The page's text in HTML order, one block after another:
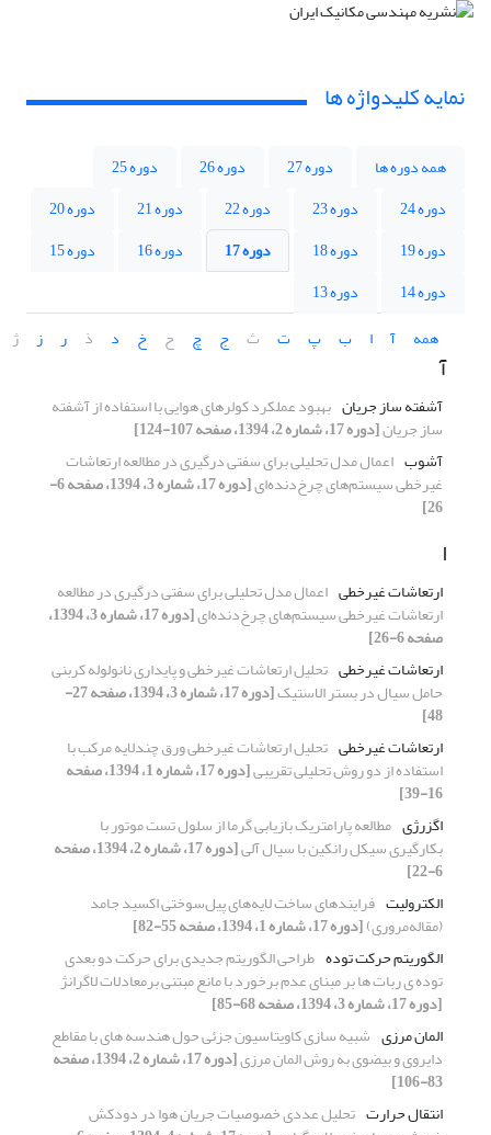
نمایه کلیدواژه ها
همه دوره ها دوره 27 دوره 26
دوره 25
دوره 24
دوره 23 دوره 22 دوره 21
دوره 20
دوره 19
دوره 18 دوره 17 دوره 16
دوره 15
دوره 14
دوره 13
همه
آ ا ب پ ت ث ج چ ح خ د ذ ر ز ژ
آ
آشفته ساز جریان بهبود عملکرد کولرهای هوایی با استفاده از آشفته
ساز جریان[دوره 17، شماره 2، 1394، صفحه 107-124]
آشوب اعمال مدل تحلیلی برای سفتی درگیری در مطالعه ارتعاشات
غیرخطی سیستم‌های چرخ‌دنده‌ای [دوره 17، شماره 3، 1394، صفحه 6-
26]
ا
ارتعاشات غیرخطی اعمال مدل تحلیلی برای سفتی درگیری در مطالعه
ارتعاشات غیرخطی سیستم‌های چرخ‌دنده‌ای [دوره 17، شماره 3، 1394،
صفحه 6-26]
ارتعاشات غیرخطی تحلیل ارتعاشات غیرخطی و پایداری نانولوله کربنی
حامل سیال در بستر الاستیک [دوره 17، شماره 3، 1394، صفحه 27-
48]
ارتعاشات غیرخطی تحلیل ارتعاشات غیرخطی ورق چندلایه مرکب با
استفاده از دو روش تحلیلی تقریبی [دوره 17، شماره 1، 1394، صفحه
16-39]
اگزرژی مطالعه پارامتریک بازیابی گرما از سلول تست موتور با
بکارگیری سیکل رانکین با سیال آلی [دوره 17، شماره 2، 1394، صفحه
6-22]
الکترولیت فرایندهای ساخت لایه‌های پیل‌سوختی ‌اکسید‌ جامد
(مقاله‌مروری)[دوره 17، شماره 1، 1394، صفحه 55-82]
الگوریتم حرکت توده طراحی الگوریتم جدیدی برای حرکت دو بعدی
توده ی ربات ها بر مبنای عدم برخورد با مانع مبتنی برمعادلات لاگرانژ
[دوره 17، شماره 3، 1394، صفحه 68-85]
المان مرزی شبیه سازی کاویتاسیون جزئی حول هندسه های با مقاطع
دایروی و بیضوی به روش المان مرزی [دوره 17، شماره 2، 1394، صفحه
83-106]
انتقال حرارت تحلیل عددی خصوصیات جریان هوا در دودکش